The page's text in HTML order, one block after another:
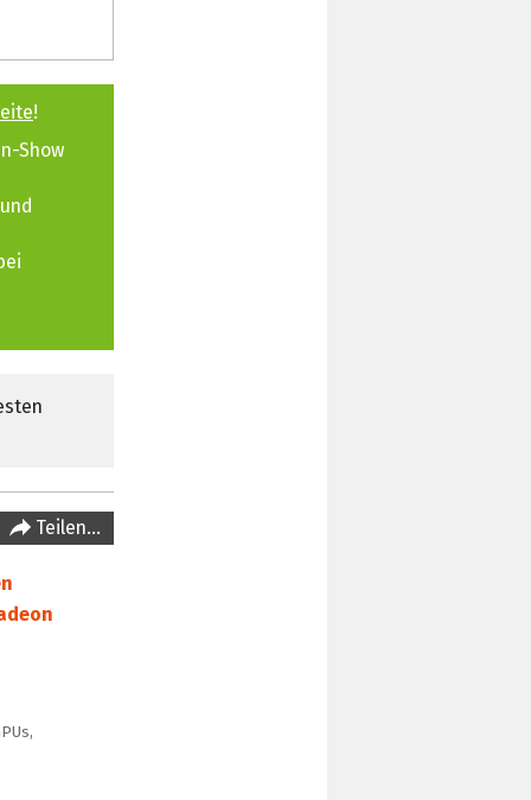
!
Show
Teilen…